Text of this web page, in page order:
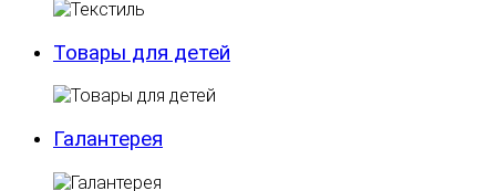
Товары для детей
Галантерея